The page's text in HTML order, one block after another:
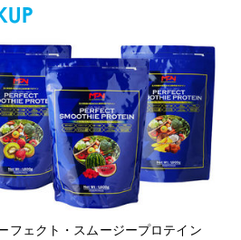
フェクト・スムージープロテイン